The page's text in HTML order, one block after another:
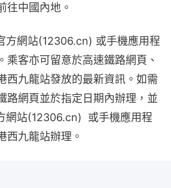
往中國內地。
方網站(12306.cn) 或手機應用程
乘客亦可留意於高速鐵路網頁、
西九龍站發放的最新資訊。如需
路網頁並於指定日期內辦理，並
網站(12306.cn)  或手機應用程
西九龍站辦理。